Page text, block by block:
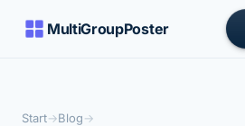
MultiGroupPoster
Start→Blog→